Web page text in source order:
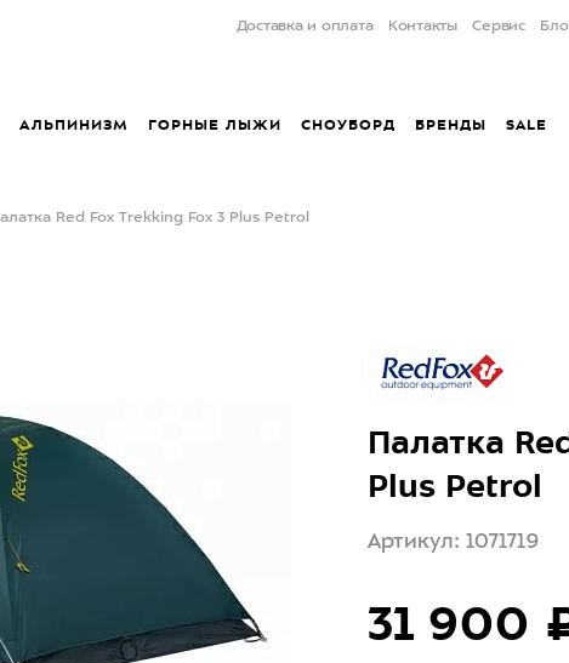
Доставка и оплата Контакты Сервис
АЛЬПИНИЗМ ГОРНЫЕ ЛЫЖИ СНОУБОРД БРЕНДЫ SALE
Red Fox Trekking Fox 3 Plus Petrol
Палатка
Plus Petrol
Артикул: 1071719
31 900